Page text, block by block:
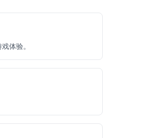
体验。